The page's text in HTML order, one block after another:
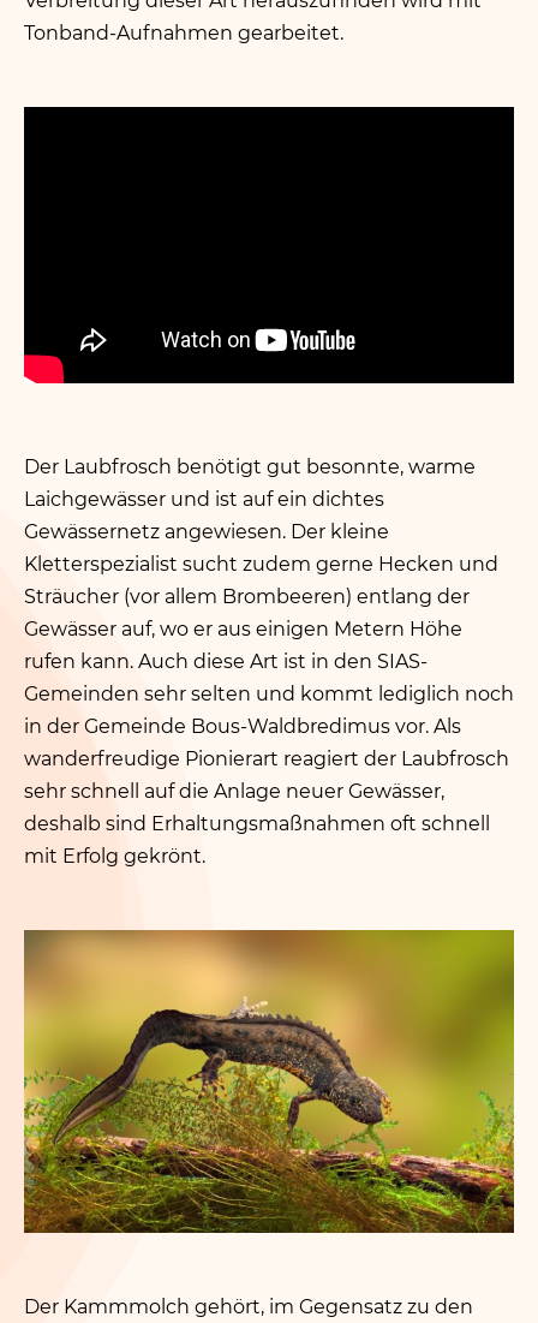
Tonband-Aufnahmen gearbeitet.
Der Laubfrosch benötigt gut besonnte, warme
Laichgewässer und ist auf ein dichtes
Gewässernetz angewiesen. Der kleine
Kletterspezialist sucht zudem gerne Hecken und
Sträucher (vor allem Brombeeren) entlang der
Gewässer auf, wo er aus einigen Metern Höhe
rufen kann. Auch diese Art ist in den SIAS-
Gemeinden sehr selten und kommt lediglich noch
in der Gemeinde Bous-Waldbredimus vor. Als
wanderfreudige Pionierart reagiert der Laubfrosch
sehr schnell auf die Anlage neuer Gewässer,
deshalb sind Erhaltungsmaßnahmen oft schnell
mit Erfolg gekrönt.
Der Kammmolch gehört, im Gegensatz zu den